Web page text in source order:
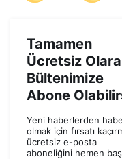
Tamamen
Ücretsiz
Bültenimize
Abone
Yeni haberlerden
olmak için fırsatı
ücretsiz e-posta
aboneliğini hemen